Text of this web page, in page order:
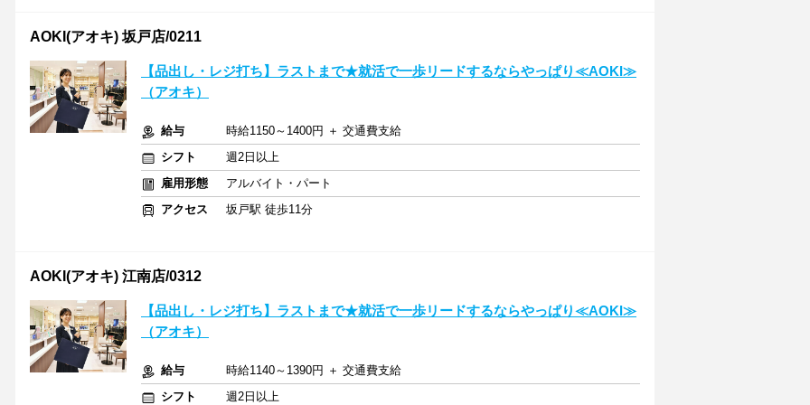
AOKI(アオキ) 坂戸店/0211
【品出し・レジ打ち】ラストまで★就活で一歩リードするならやっぱり≪AOKI≫
（アオキ）
給与
時給1150～1400円 ＋ 交通費支給
シフト
週2日以上
雇用形態
アルバイト・パート
アクセス
坂戸駅 徒歩11分
AOKI(アオキ) 江南店/0312
【品出し・レジ打ち】ラストまで★就活で一歩リードするならやっぱり≪AOKI≫
（アオキ）
給与
時給1140～1390円 ＋ 交通費支給
シフト
週2日以上